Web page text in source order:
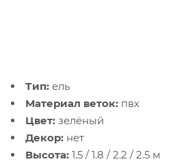
Тип: ель
Материал веток: пвх
Цвет: зелёный
Декор: нет
Высота: 1.5 / 1.8 / 2.2 / 2.5 м